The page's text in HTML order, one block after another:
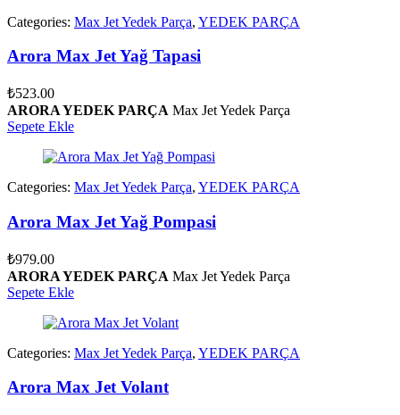
Categories: Max Jet Yedek Parça, YEDEK PARÇA
Arora Max Jet Yağ Tapasi
₺523.00
ARORA YEDEK PARÇA Max Jet Yedek Parça
Sepete Ekle
Categories: Max Jet Yedek Parça, YEDEK PARÇA
Arora Max Jet Yağ Pompasi
₺979.00
ARORA YEDEK PARÇA Max Jet Yedek Parça
Sepete Ekle
Categories: Max Jet Yedek Parça, YEDEK PARÇA
Arora Max Jet Volant